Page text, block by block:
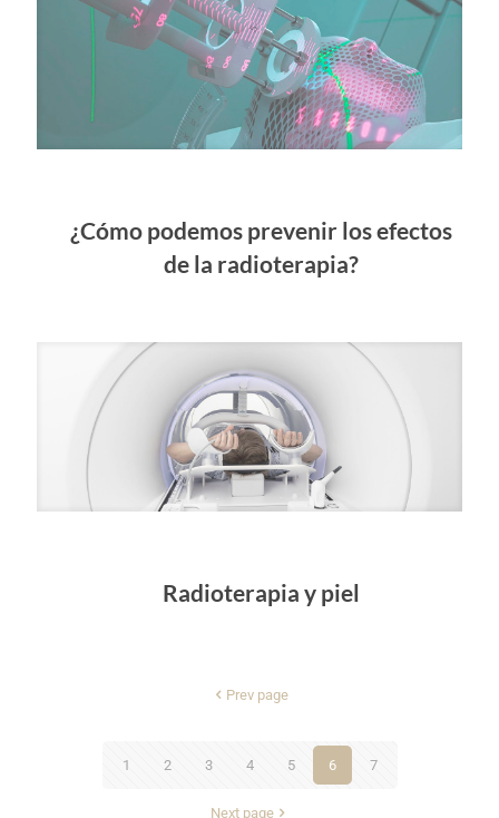
¿Cómo podemos prevenir los efectos
de la radioterapia?
Radioterapia y piel
Prev page
1 2 3 4 5 6 7
Next page